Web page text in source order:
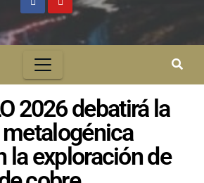
2026 debatirá la
la exploración de